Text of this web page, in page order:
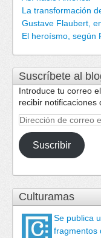
La transformación
Gustave Flaubert,
El heroísmo, según
Suscríbete al
Introduce tu correo
recibir notificaciones
Dirección
correo
electrónico
Suscribir
Culturamas
Se publica
fragmentos